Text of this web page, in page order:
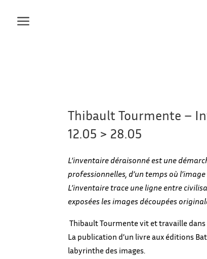
Thibault Tourmente –
12.05 > 28.05
L’inventaire déraisonné est une
professionnelles, d’un temps où
L’inventaire trace une ligne entre
exposées les images découpées
Thibault Tourmente vit et travaille
La publication d’un livre aux éditions
labyrinthe des images.